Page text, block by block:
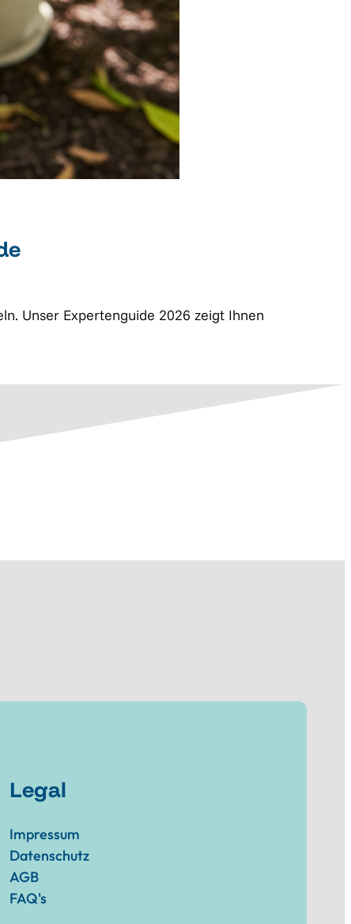
Unser Expertenguide 2026 zeigt Ihnen
Legal
Impressum
Datenschutz
AGB
FAQ's